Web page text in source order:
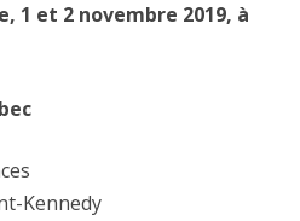
1 et 2 novembre 2019, à
Kennedy